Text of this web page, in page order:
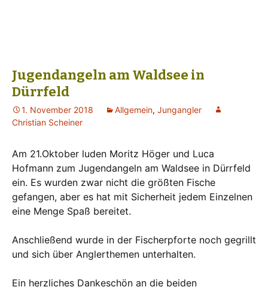
Jugendangeln am Waldsee in
Dürrfeld
1. November 2018 Allgemein, Jungangler
Christian Scheiner
Am 21.Oktober luden Moritz Höger und Luca
Hofmann zum Jugendangeln am Waldsee in Dürrfeld
ein. Es wurden zwar nicht die größten Fische
gefangen, aber es hat mit Sicherheit jedem Einzelnen
eine Menge Spaß bereitet.
Anschließend wurde in der Fischerpforte noch gegrillt
und sich über Anglerthemen unterhalten.
Ein herzliches Dankeschön an die beiden